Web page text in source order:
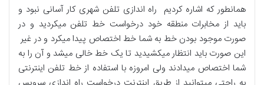
همانطور که اشاره کردیم راه اندازی تلفن شهری کار آسانی نبود و
باید از مخابرات منطقه خود درخواست خط تلفن میکردید و در
صورت موجود بودن خط به شما خط اختصاص پیدا میکرد و در غیر
این صورت باید انتظار میکشیدید تا یک خط خالی میشد و آن را به
شما اختصاص میدادند ولی امروزه با استفاده از خط تلفن اینترنتی